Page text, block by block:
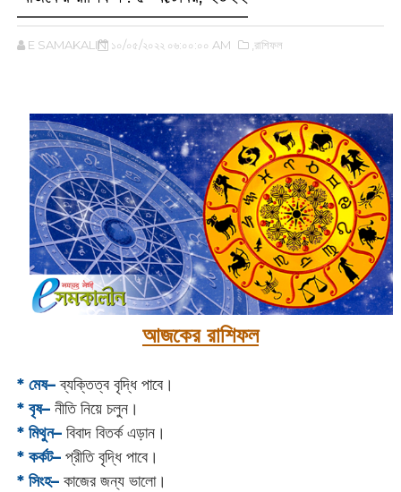
E SAMAKALIN ১০/০৫/২০২২ ০৬:০০:০০ AM ,রাশিফল
আজকের রাশিফল
* মেষ–ব্যক্তিত্ব বৃদ্ধি পাবে।
* বৃষ–নীতি নিয়ে চলুন।
* মিথুন–বিবাদ বিতর্ক এড়ান।
* কর্কট–প্রীতি বৃদ্ধি পাবে।
* সিংহ–কাজের জন্য ভালো।